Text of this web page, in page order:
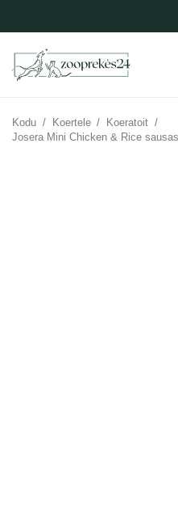
Kodu / Koertele / Koeratoit /
Josera Mini Chicken & Rice